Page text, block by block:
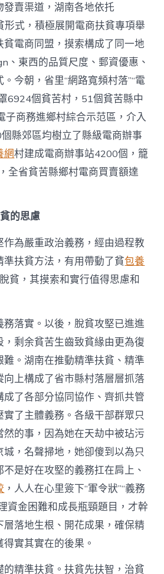
發賣渠道，湖南各地依托
形式，積極展開電商扶貧專項舉
電商同盟，摸索構成了同一地
、東西的品質尺度、郵資優惠、
今朝，省里“網路寬頻村落”“電
6924個貧苦村，51個貧苦縣中
子商務進鄉村綜合示范區，介入
縣郊區均樹立了縣級電商辦事
網村建成電商辦事站4200個，籠
全省貧苦縣鄉村電商買賣額達
的思慮
為嚴重政治義務，經由過程教
準扶貧方法，有用帶動了貧包養
貧，其摸索和實行值得思慮和
落實。以後，脫貧攻堅已進進
剩余貧苦生齒致貧緣由更為復
。湖南在推動精準扶貧、精準
上構成了省市縣村落層層抓落
了各部分協同協作、齊抓共管
了主體義務。各級干部群眾只
的事，因為她在天劫中被玷污
，名聲掃地，她卻傻到以為只
是好在攻堅的義務扛在肩上、
，人人在心里簽下“軍令狀”“義務
資金困難和成長瓶頸題目，才幹
落地生根、開花成果，確保精
實其實在的後果。
精準扶貧。扶貧先扶智，治貧